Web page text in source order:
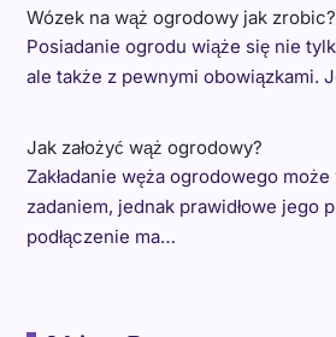
Wózek na wąż ogrodowy jak zrobic?
Posiadanie ogrodu wiąże się nie
ale także z pewnymi obowiązkami.
Jak założyć wąż ogrodowy?
Zakładanie węża ogrodowego
zadaniem, jednak prawidłowe jego
podłączenie ma…